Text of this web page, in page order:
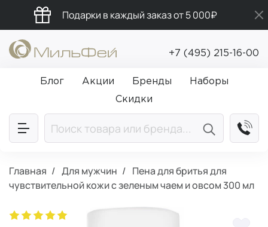
Подарки в каждый заказ от 5 000₽
Промокод ПРИВЕТ
Бесплатная доставка от 5 000₽
+7 (495) 215-16-00
Блог Акции Бренды
Наборы
Скидки
Главная Для мужчин
Пена для бритья для
чувствительной кожи с зеленым чаем и овсом 300 мл